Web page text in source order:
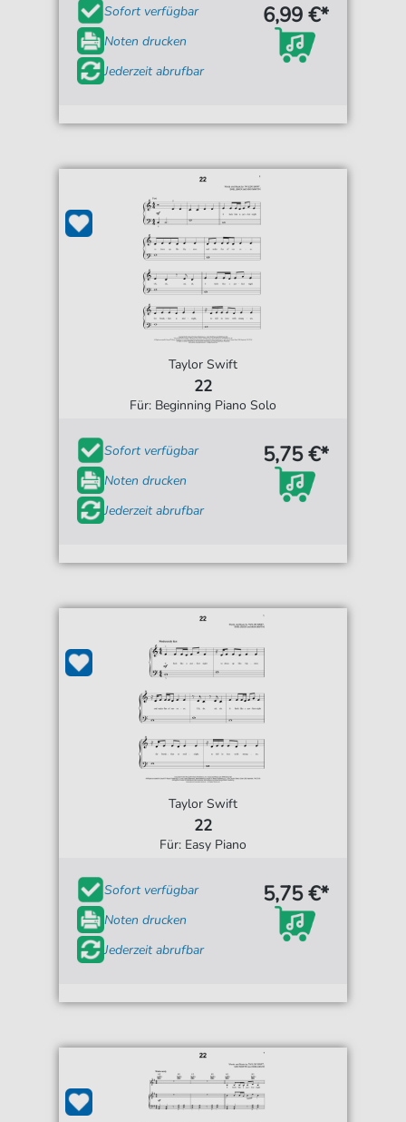
Sofort verfügbar
Noten drucken
Jederzeit abrufbar
6,99 €*
Taylor Swift
22
Für: Beginning Piano Solo
Sofort verfügbar
Noten drucken
Jederzeit abrufbar
5,75 €*
Taylor Swift
22
Für: Easy Piano
Sofort verfügbar
Noten drucken
Jederzeit abrufbar
5,75 €*